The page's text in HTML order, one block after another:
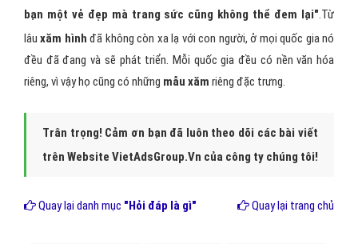
bạn một vẻ đẹp mà trang sức cũng không thể đem lại".Từ
lâuxăm hình đã không còn xa lạ với con người, ở mọi quốc gia nó
đều đã đang và sẽ phát triển. Mỗi quốc gia đều có nền văn hóa
riêng, vì vậy họ cũng có những mẫu xăm riêng đặc trưng.
Trân trọng! Cảm ơn bạn đã luôn theo dõi các bài viết
trên Website VietAdsGroup.Vn của công ty chúng tôi!
Quay lại danh mục "Hỏi đáp là gì" Quay lại trang chủ